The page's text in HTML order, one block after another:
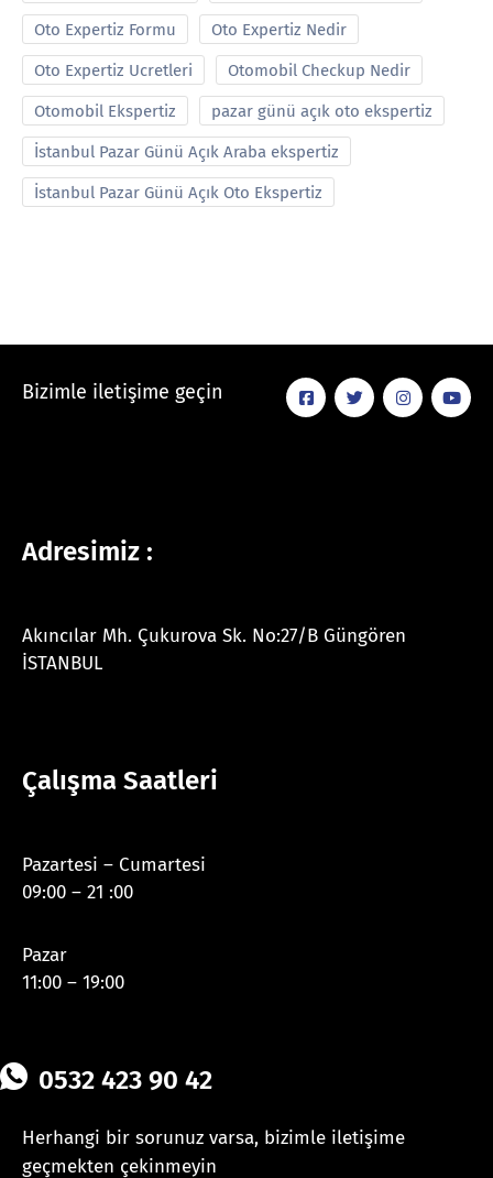
Oto Expertiz Formu Oto Expertiz Nedir
Oto Expertiz Ucretleri Otomobil Checkup Nedir
Otomobil Ekspertiz pazar günü açık oto ekspertiz
İstanbul Pazar Günü Açık Araba ekspertiz
İstanbul Pazar Günü Açık Oto Ekspertiz
Bizimle iletişime geçin
Adresimiz :
Akıncılar Mh. Çukurova Sk. No:27/B Güngören
İSTANBUL
Çalışma Saatleri
Pazartesi – Cumartesi
09:00 – 21 :00
Pazar
11:00 – 19:00
0532 423 90 42
Herhangi bir sorunuz varsa, bizimle iletişime
geçmekten çekinmeyin